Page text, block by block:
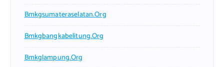
Bmkgsumateraselatan.org
Bmkgbangkabelitung.org
Bmkglampung.org